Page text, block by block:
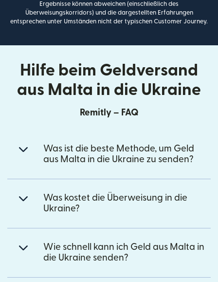
Ergebnisse können abweichen (einschließlich des
Überweisungskorridors) und die dargestellten Erfahrungen
entsprechen unter Umständen nicht der typischen Customer Journey.
Hilfe beim Geldversand
aus Malta in die Ukraine
Remitly – FAQ
Was ist die beste Methode, um Geld
aus Malta in die Ukraine zu senden?
Was kostet die Überweisung in die
Ukraine?
Wie schnell kann ich Geld aus Malta in
die Ukraine senden?